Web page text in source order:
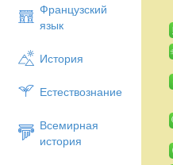
Французский
язык
История
Естествознание
Всемирная
история